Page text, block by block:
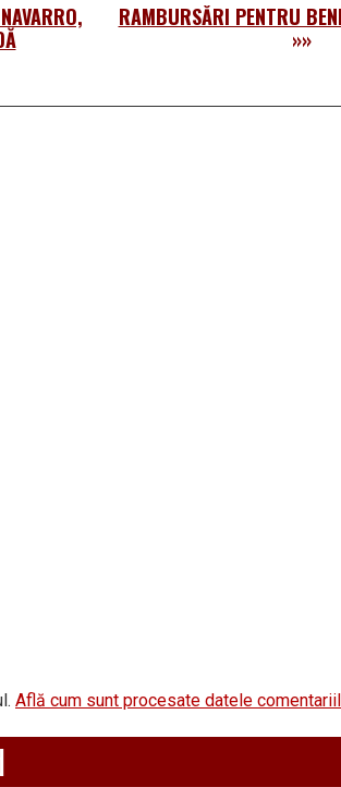
RAMBURSĂRI PENTRU
»»
Află cum sunt procesate datele